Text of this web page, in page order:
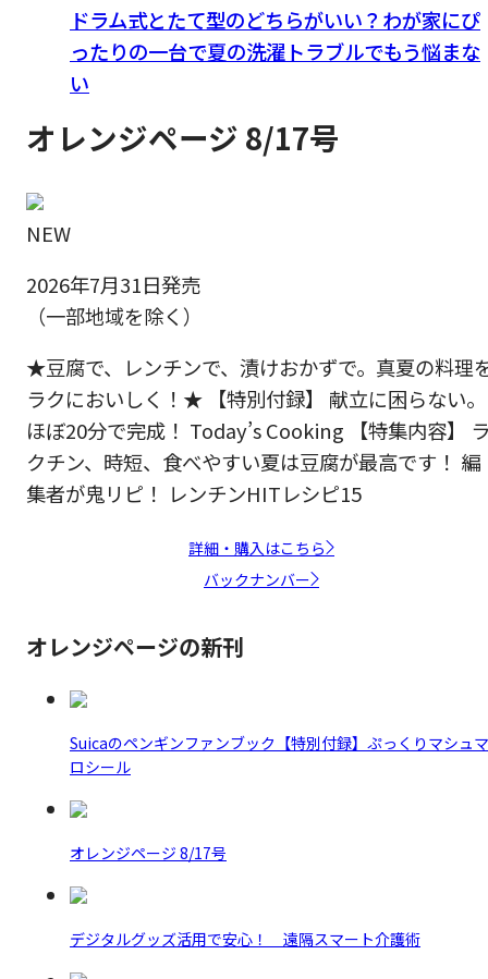
ドラム式とたて型のどちらがいい？わが家にぴ
ったりの一台で夏の洗濯トラブルでもう悩まな
い
オレンジページ 8/17号
NEW
2026年7月31日発売
（一部地域を除く）
★豆腐で、レンチンで、漬けおかずで。真夏の料理
ラクにおいしく！★ 【特別付録】 献立に困らない。
ほぼ20分で完成！ Today’s Cooking 【特集内容】
クチン、時短、食べやすい夏は豆腐が最高です！ 編
集者が鬼リピ！ レンチンHITレシピ15
詳細・購入はこちら
バックナンバー
オレンジページの新刊
Suicaのペンギンファンブック【特別付録】ぷっくりマシュマ
ロシール
オレンジページ 8/17号
デジタルグッズ活用で安心！ 遠隔スマート介護術